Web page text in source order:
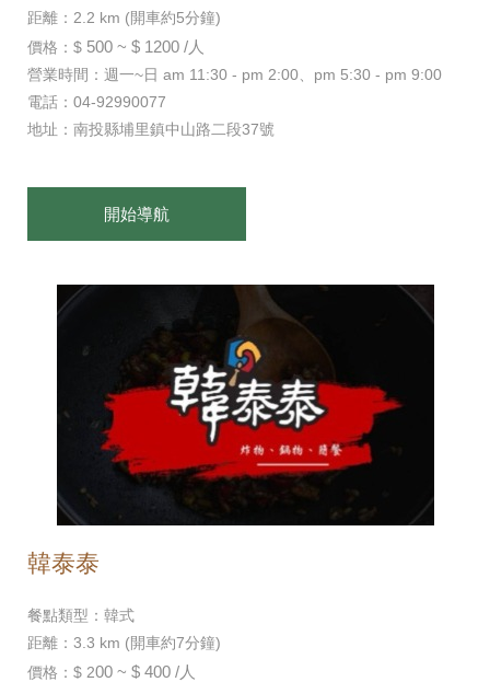
距離：2.2 km (開車約5分鐘)
價格：$ 500 ~ $ 1200 /人
營業時間：週一~日 am 11:30 - pm 2:00、pm 5:30 - pm 9:00
電話：04-92990077
地址：南投縣埔里鎮中山路二段37號
開始導航
韓泰泰
餐點類型：韓式
距離：3.3 km (開車約7分鐘)
價格：$ 200 ~ $ 400 /人